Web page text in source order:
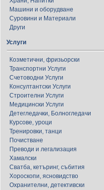
Машини и оборудване
Суровини и Материали
Други
Услуги
Козметични, фризьорски
Транспортни Услуги
Счетоводни Услуги
Консултантски Услуги
Строителни Услуги
Медицински Услуги
Детегледачки, Болногледачи
Курсове, уроци
Тренировки, танци
Почистване
Преводи и легализация
Хамалски
Сватба, кетъринг, събития
Хороскопи, ясновидство
Охранителни, детективски